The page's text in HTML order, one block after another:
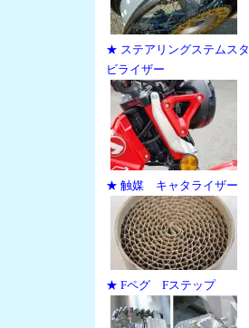
★ ステアリングステムスタ
ビライザー
★ 触媒 キャタライザー
★ Fペグ Fステップ